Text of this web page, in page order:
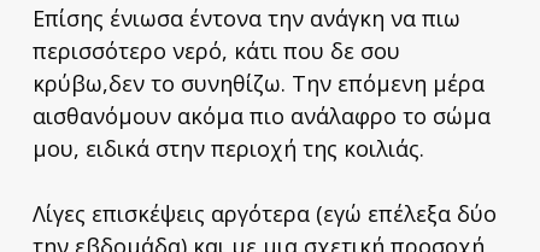
Επίσης ένιωσα έντονα την ανάγκη να πιω
περισσότερο νερό, κάτι που δε σου
κρύβω,δεν το συνηθίζω. Την επόμενη μέρα
αισθανόμουν ακόμα πιο ανάλαφρο το σώμα
μου, ειδικά στην περιοχή της κοιλιάς.
Λίγες επισκέψεις αργότερα (εγώ επέλεξα δύο
την εβδομάδα) και με μια σχετική προσοχή